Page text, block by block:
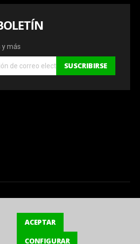
más
SUSCRIBIRSE
ACEPTAR
CONFIGURAR